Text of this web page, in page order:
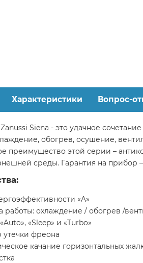
Характеристики Вопрос-
Siena - это удачное
обогрев, осушение,
преимущество этой серии –
среды. Гарантия на прибор
«A»
работы: охлаждение / обогрев /
«Sleep» и «Turbo»
утечки фреона
качание горизонтальных